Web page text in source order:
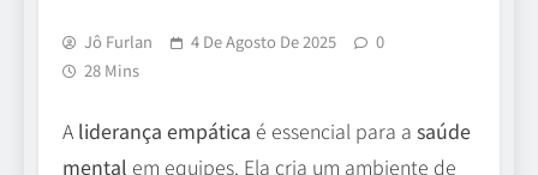
Jô Furlan 4 De Agosto De 2025
0
28 Mins
A liderança empática é essencial para a saúde
mental em equipes. Ela cria um ambiente de